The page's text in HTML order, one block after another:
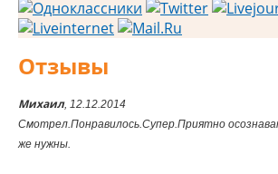
Отзывы
Михаил, 12.12.2014
Смотрел.Понравилось.Супер.Приятно
же нужны.